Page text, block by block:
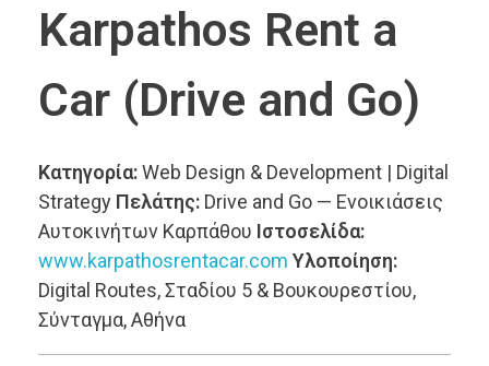
Karpathos Rent a
Car (Drive and Go)
Κατηγορία:Web Design & Development | Digital
Strategy Πελάτης: Drive and Go — Ενοικιάσεις
Αυτοκινήτων Καρπάθου Ιστοσελίδα:
www.karpathosrentacar.com Υλοποίηση:
Digital Routes, Σταδίου 5 & Βουκουρεστίου,
Σύνταγμα, Αθήνα